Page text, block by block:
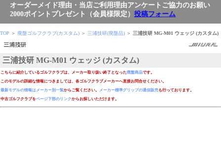
オーダーメイド理由・当店ご利用理由アンケートご協力のお願い
2000ポイントプレゼント（会員様限定） 投稿フォーム
TOP ＞ 廃盤ゴルフクラブ(カスタム) ＞ 三浦技研(廃盤品) ＞ 三浦技研 MG-M01 ウェッジ (カスタム)
三浦技研 MG-M01 ウェッジ (カスタム)
こちらに紹介しているゴルフクラブは、メーカー取り扱い終了となった廃盤商品です。
このモデルの詳細な情報につきましては、各ゴルフクラブメーカーへ直接お問合せください。
最新モデルの情報はメーカー別一覧からご覧ください。 メーカー標準グリップの通信販売も行っております。
中古ゴルフクラブをページ下部のリンクからお探しいただけます。